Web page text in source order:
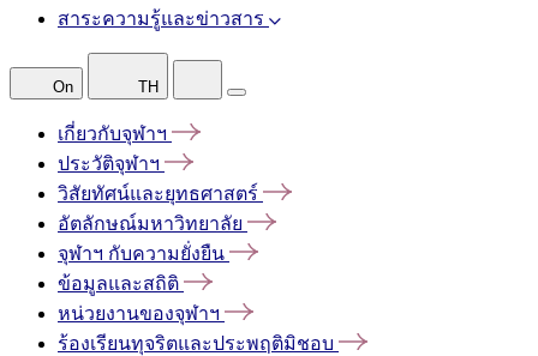
สาระความรู้และข่าวสาร
On TH
เกี่ยวกับจุฬาฯ
ประวัติจุฬาฯ
วิสัยทัศน์และยุทธศาสตร์
อัตลักษณ์มหาวิทยาลัย
จุฬาฯ กับความยั่งยืน
ข้อมูลและสถิติ
หน่วยงานของจุฬาฯ
ร้องเรียนทุจริตและประพฤติมิชอบ